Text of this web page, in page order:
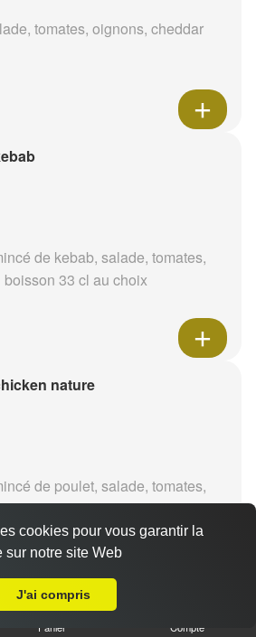
tomates, oignons, cheddar
de kebab, salade, tomates,
33 cl au choix
nature
de poulet, salade, tomates,
33 cl au choix
tikka
Panier Compte
cookies pour vous garantir la
sur notre site Web
J'ai compris